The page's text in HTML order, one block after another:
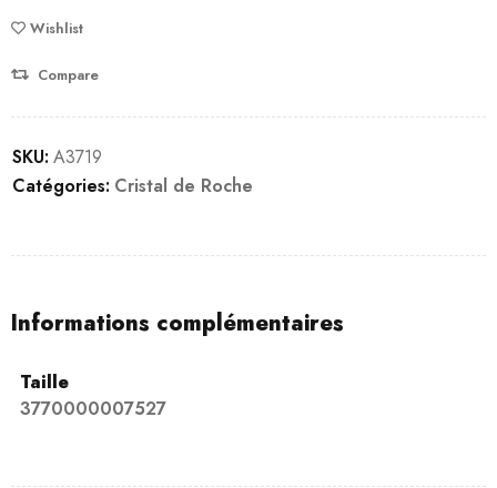
Wishlist
Compare
SKU: A3719
Catégories: Cristal de Roche
Informations complémentaires
Taille
3770000007527